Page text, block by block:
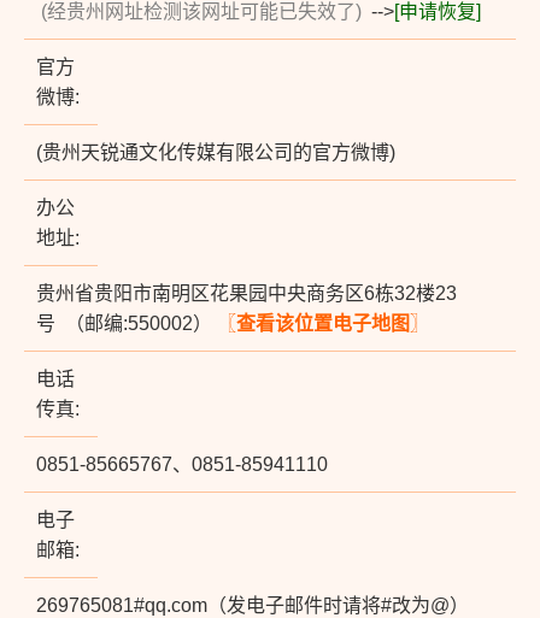
(经贵州网址检测该网址可能已失效了) -->[申请恢复]
官方
微博:
(贵州天锐通文化传媒有限公司的官方微博)
办公
地址:
贵州省贵阳市南明区花果园中央商务区6栋32楼23
号 （邮编:550002）
〖查看该位置电子地图 〗
电话
传真:
0851-85665767、0851-85941110
电子
邮箱:
269765081#qq.com（发电子邮件时请将#改为@）